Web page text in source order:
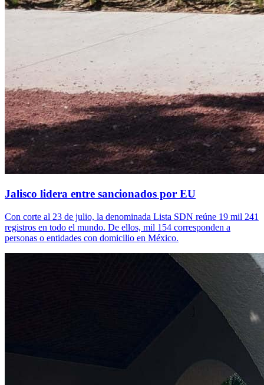
Jalisco lidera entre sancionados por EU
Con corte al 23 de julio, la denominada Lista SDN reúne 19 mil 241
registros en todo el mundo. De ellos, mil 154 corresponden a
personas o entidades con domicilio en México.